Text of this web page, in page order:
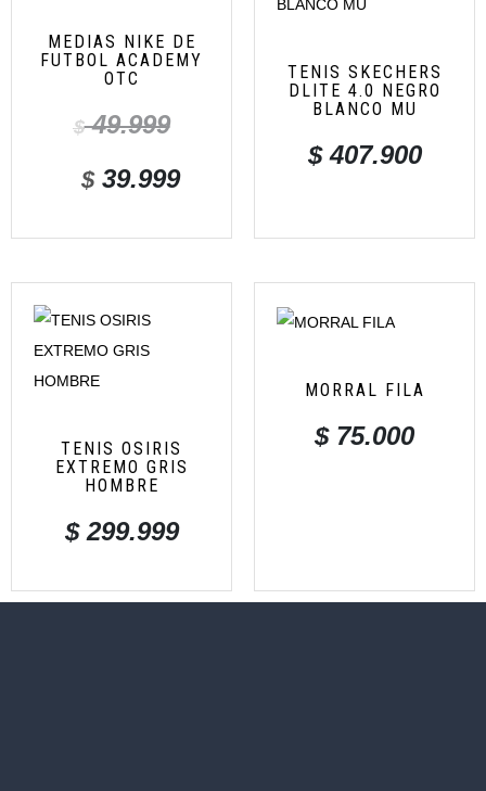
MEDIAS NIKE DE
FUTBOL ACADEMY
OTC
$49.999
$39.999
TENIS SKECHERS
DLITE 4.0 NEGRO
BLANCO MU
$407.900
TENIS OSIRIS
EXTREMO GRIS
HOMBRE
$299.999
MORRAL FILA
$75.000